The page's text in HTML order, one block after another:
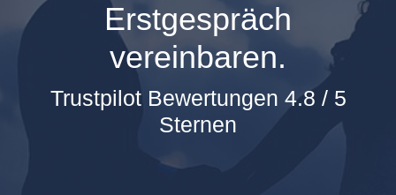
Erstgespräch
vereinbaren.
Trustpilot Bewertungen 4.8 / 5
Sternen